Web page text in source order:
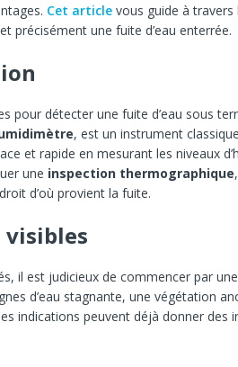
Cet article vous guide à
précisément une fuite d’eau enterrée.
pour détecter une fuite d’eau sous
, est un instrument
et rapide en mesurant les niveaux
une inspection thermographique
d’où provient la fuite.
visibles
il est judicieux de commencer par une
d’eau stagnante, une végétation
indications peuvent déjà donner des